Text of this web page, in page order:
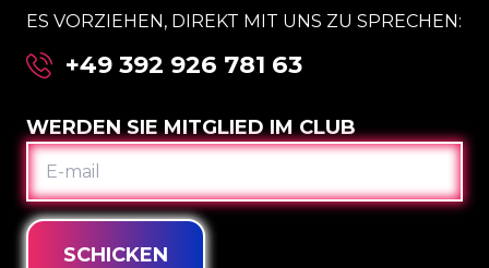
ES VORZIEHEN, DIREKT MIT UNS ZU SPRECHEN:
+49 392 926 781 63
WERDEN SIE MITGLIED IM CLUB
E-
MAIL
SCHICKEN